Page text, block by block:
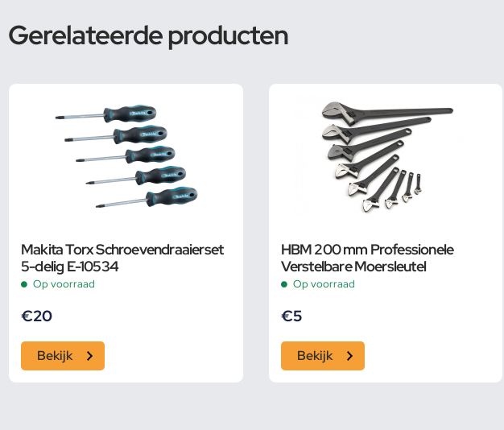
Gerelateerde producten
Makita Torx Schroevendraaierset
5-delig E-10534
Op voorraad
€20
Bekijk
HBM 200 mm Professionele
Verstelbare Moersleutel
Op voorraad
€5
Bekijk